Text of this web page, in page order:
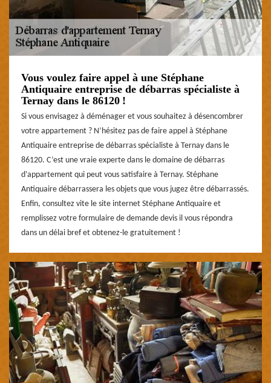
Vous voulez faire appel à une Stéphane
Antiquaire entreprise de débarras spécialiste à
Ternay dans le 86120 !
Si vous envisagez à déménager et vous souhaitez à désencombrer
votre appartement ? N’hésitez pas de faire appel à Stéphane
Antiquaire entreprise de débarras spécialiste à Ternay dans le
86120. C’est une vraie experte dans le domaine de débarras
d’appartement qui peut vous satisfaire à Ternay. Stéphane
Antiquaire débarrassera les objets que vous jugez être débarrassés.
Enfin, consultez vite le site internet Stéphane Antiquaire et
remplissez votre formulaire de demande devis il vous répondra
dans un délai bref et obtenez-le gratuitement !